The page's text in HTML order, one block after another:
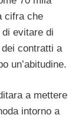
cifra che
evitare di
contratti a
un’abitudine.
a mettere
intorno a